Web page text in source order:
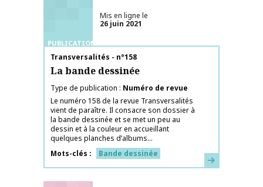
PUBLICATIONS
Mis en ligne le
26 juin 2021
Nom de la publication
Transversalités - n°158
La bande dessinée
Type de publication
Numéro de revue
Le numéro 158 de la revue Transversalités
vient de paraître. Il consacre son dossier à
la bande dessinée et se met un peu au
dessin et à la couleur en accueillant
quelques planches d’albums...
Mots-clés
Bande dessinée En savoir plus